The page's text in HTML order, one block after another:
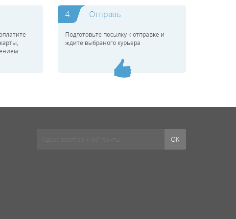
4. Отправь
Подготовьте посылку к отправке и
ждите выбраного курьера